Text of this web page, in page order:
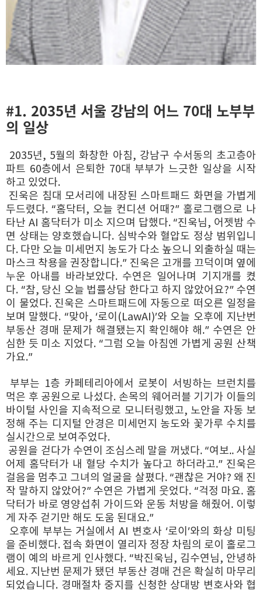
#1. 2035년 서울 강남의 어느 70대 노부부
의 일상
2035년, 5월의 화창한 아침, 강남구 수서동의 초고층아
파트 60층에서 은퇴한 70대 부부가 느긋한 일상을 시작
하고 있었다.
진욱은 침대 모서리에 내장된 스마트패드 화면을 가볍게
두드렸다. “홈닥터, 오늘 컨디션 어때?” 홀로그램으로 나
타난 AI 홈닥터가 미소 지으며 답했다. “진욱님, 어젯밤 수
면 상태는 양호했습니다. 심박수와 혈압도 정상 범위입니
다. 다만 오늘 미세먼지 농도가 다소 높으니 외출하실 때는
마스크 착용을 권장합니다.” 진욱은 고개를 끄덕이며 옆에
누운 아내를 바라보았다. 수연은 일어나며 기지개를 켰
다. “참, 당신 오늘 법률상담 한다고 하지 않았어요?” 수연
이 물었다. 진욱은 스마트패드에 자동으로 떠오른 일정을
보며 말했다. “맞아, ‘로이(LawAI)’와 오늘 오후에 지난번
부동산 경매 문제가 해결됐는지 확인해야 해.” 수연은 안
심한 듯 미소 지었다. “그럼 오늘 아침엔 가볍게 공원 산책
가요.”
부부는 1층 카페테리아에서 로봇이 서빙하는 브런치를
먹은 후 공원으로 나섰다. 손목의 웨어러블 기기가 이들의
바이털 사인을 지속적으로 모니터링했고, 노안을 자동 보
정해 주는 디지털 안경은 미세먼지 농도와 꽃가루 수치를
실시간으로 보여주었다.
공원을 걷다가 수연이 조심스레 말을 꺼냈다. “여보.. 사실
어제 홈닥터가 내 혈당 수치가 높다고 하더라고.” 진욱은
걸음을 멈추고 그녀의 얼굴을 살폈다. “괜찮은 거야? 왜 진
작 말하지 않았어?” 수연은 가볍게 웃었다. “걱정 마요. 홈
닥터가 바로 영양섭취 가이드와 운동 처방을 해줬어. 이렇
게 자주 걷기만 해도 도움 된대요.”
오후에 부부는 거실에서 AI 변호사 ‘로이’와의 화상 미팅
을 준비했다. 접속 화면이 열리자 정장 차림의 로이 홀로그
램이 예의 바르게 인사했다. “박진욱님, 김수연님, 안녕하
세요. 지난번 문제가 됐던 부동산 경매 건은 확실히 마무리
되었습니다. 경매절차 중지를 신청한 상대방 변호사와 협